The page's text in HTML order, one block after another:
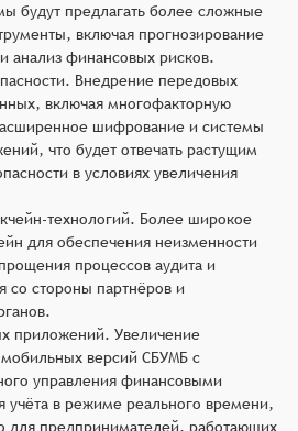
будут предлагать более сложные
включая прогнозирование
анализ финансовых рисков.
Внедрение передовых
включая многофакторную
шифрование и системы
что будет отвечать растущим
в условиях увеличения
технологий. Более широкое
для обеспечения неизменности
процессов аудита и
со стороны партнёров и
приложений. Увеличение
версий СБУМБ с
управления финансовыми
учёта в режиме реального времени,
для предпринимателей, работающих